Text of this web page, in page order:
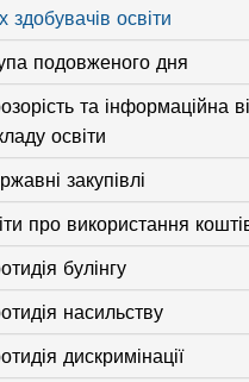
здобувачів освіти
подовженого дня
та інформаційна
освіти
закупівлі
про використання
булінгу
насильству
дискримінації